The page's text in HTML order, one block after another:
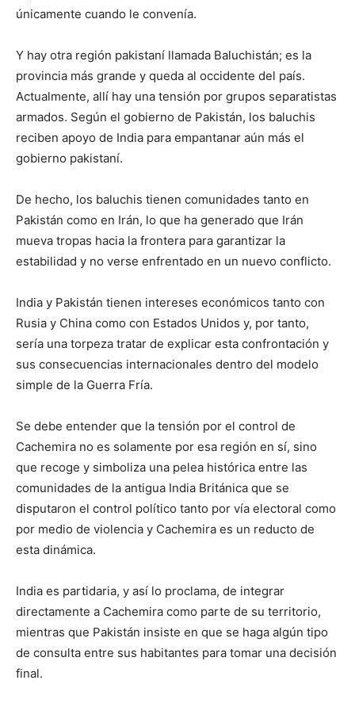
únicamente cuando le convenía.
Y hay otra región pakistaní llamada Baluchistán; es la
provincia más grande y queda al occidente del país.
Actualmente, allí hay una tensión por grupos separatistas
armados. Según el gobierno de Pakistán, los baluchis
reciben apoyo de India para empantanar aún más el
gobierno pakistaní.
De hecho, los baluchis tienen comunidades tanto en
Pakistán como en Irán, lo que ha generado que Irán
mueva tropas hacia la frontera para garantizar la
estabilidad y no verse enfrentado en un nuevo conflicto.
India y Pakistán tienen intereses económicos tanto con
Rusia y China como con Estados Unidos y, por tanto,
sería una torpeza tratar de explicar esta confrontación y
sus consecuencias internacionales dentro del modelo
simple de la Guerra Fría.
Se debe entender que la tensión por el control de
Cachemira no es solamente por esa región en sí, sino
que recoge y simboliza una pelea histórica entre las
comunidades de la antigua India Británica que se
disputaron el control político tanto por vía electoral como
por medio de violencia y Cachemira es un reducto de
esta dinámica.
India es partidaria, y así lo proclama, de integrar
directamente a Cachemira como parte de su territorio,
mientras que Pakistán insiste en que se haga algún tipo
de consulta entre sus habitantes para tomar una decisión
final.